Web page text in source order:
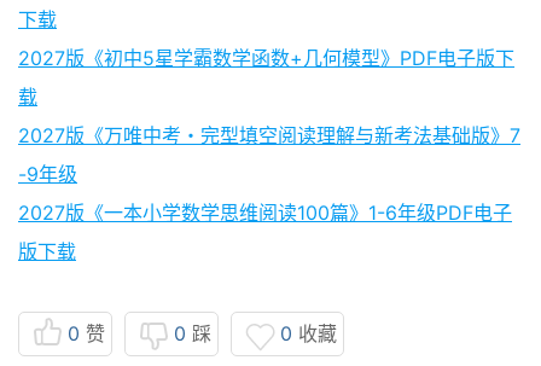
下载
2027版《初中5星学霸数学函数+几何模型》PDF电子版下
载
2027版《万唯中考・完型填空阅读理解与新考法基础版》7
-9年级
2027版《一本小学数学思维阅读100篇》1-6年级PDF电子
版下载
0 赞 0 踩 0 收藏